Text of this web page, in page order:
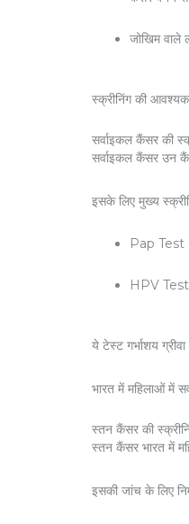
जोखिम वाले
स्क्रीनिंग की
सर्वाइकल कैंसर की
सर्वाइकल कैंसर उन
इसके लिए मुख्य
Pap Test
HPV
ये टेस्ट गर्भाशय
भारत में महिलाओं में
स्तन कैंसर की
स्तन कैंसर भारत में
इसकी जांच के लिए